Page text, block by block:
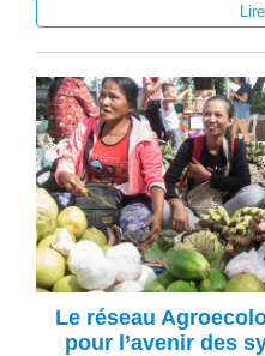
Le réseau
pour l’avenir des